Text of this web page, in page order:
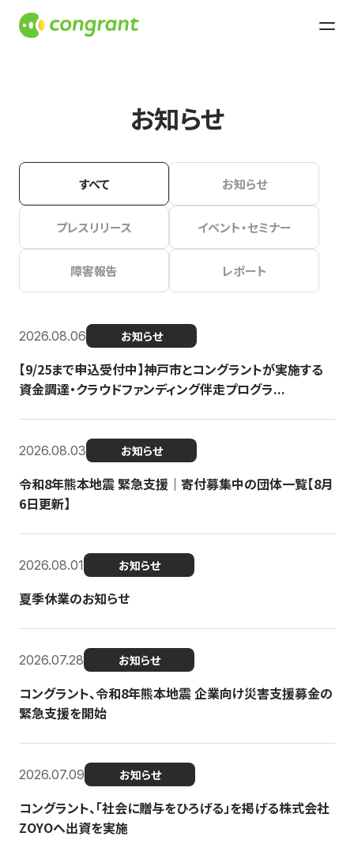
お知らせ
すべて お知らせ
プレスリリース イベント・セミナー
障害報告 レポート
2026.08.06 お知らせ
【9/25まで申込受付中】神戸市とコングラントが実施する
資金調達・クラウドファンディング伴走プログラ...
2026.08.03 お知らせ
令和8年熊本地震 緊急支援｜寄付募集中の団体一覧【8月
6日更新】
2026.08.01 お知らせ
夏季休業のお知らせ
2026.07.28 お知らせ
コングラント、令和8年熊本地震 企業向け災害支援募金の
緊急支援を開始
2026.07.09 お知らせ
コングラント、「社会に贈与をひろげる」を掲げる株式会社
ZOYOへ出資を実施